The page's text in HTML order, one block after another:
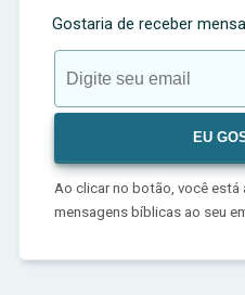
Gostaria de receber
Ao clicar no botão, você está
mensagens bíblicas ao seu